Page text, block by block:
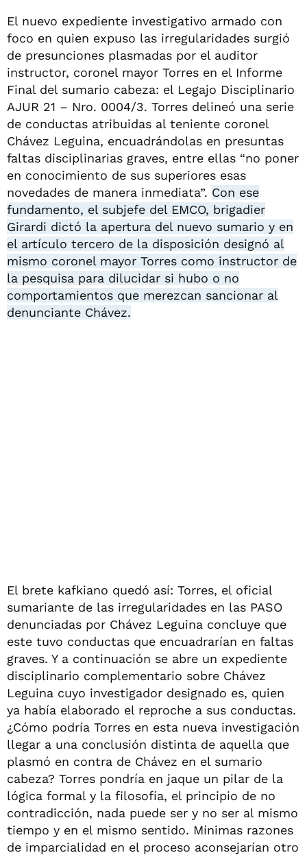
El nuevo expediente investigativo armado con
foco en quien expuso las irregularidades surgió
de presunciones plasmadas por el auditor
instructor, coronel mayor Torres en el Informe
Final del sumario cabeza: el Legajo Disciplinario
AJUR 21 – Nro. 0004/3. Torres delineó una serie
de conductas atribuidas al teniente coronel
Chávez Leguina, encuadrándolas en presuntas
faltas disciplinarias graves, entre ellas “no poner
en conocimiento de sus superiores esas
novedades de manera inmediata”. Con ese
fundamento, el subjefe del EMCO, brigadier
Girardi dictó la apertura del nuevo sumario y en
el artículo tercero de la disposición designó al
mismo coronel mayor Torres como instructor de
la pesquisa para dilucidar si hubo o no
comportamientos que merezcan sancionar al
denunciante Chávez.
El brete kafkiano quedó así: Torres, el oficial
sumariante de las irregularidades en las PASO
denunciadas por Chávez Leguina concluye que
este tuvo conductas que encuadrarían en faltas
graves. Y a continuación se abre un expediente
disciplinario complementario sobre Chávez
Leguina cuyo investigador designado es, quien
ya había elaborado el reproche a sus conductas.
¿Cómo podría Torres en esta nueva investigación
llegar a una conclusión distinta de aquella que
plasmó en contra de Chávez en el sumario
cabeza? Torres pondría en jaque un pilar de la
lógica formal y la filosofía, el principio de no
contradicción, nada puede ser y no ser al mismo
tiempo y en el mismo sentido. Mínimas razones
de imparcialidad en el proceso aconsejarían otro